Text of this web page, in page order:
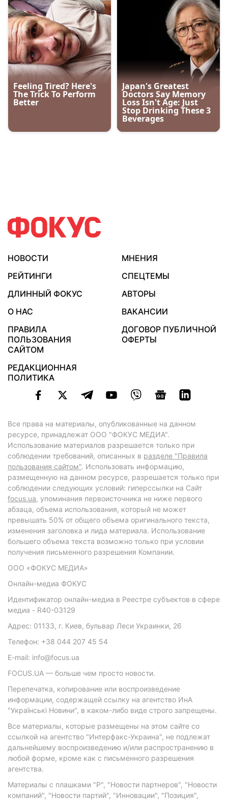
НОВОСТИ
МНЕНИЯ
РЕЙТИНГИ
СПЕЦТЕМЫ
ДЛИННЫЙ ФОКУС
АВТОРЫ
О НАС
ВАКАНСИИ
ПРАВИЛА
ПОЛЬЗОВАНИЯ
САЙТОМ
ДОГОВОР ПУБЛИЧНОЙ
ОФЕРТЫ
РЕДАКЦИОННАЯ
ПОЛИТИКА
Все права на материалы, опубликованные на данном
ресурсе, принадлежат ООО "ФОКУС МЕДИА".
Использование материалов разрешается только при
соблюдении требований, описанных в разделе "Правила
пользования сайтом". Использовать информацию,
размещенную на данном ресурсе, разрешается только при
соблюдении следующих условий: гиперссылки на Сайт
focus.ua, упоминания первоисточника не ниже первого
абзаца, объема использования, который не может
превышать 50% от общего объема оригинального текста,
изменения заголовка и лида материала. Использование
большего объема текста возможно только при условии
получения письменного разрешения Компании.
ООО «ФОКУС МЕДИА»
Онлайн-медиа ФОКУС
Идентификатор онлайн-медиа в Реестре субъектов в сфере
медиа - R40-03129
Адрес: 01133, г. Киев, бульвар Леси Украинки, 26
Телефон: +38 044 207 45 54
E-mail: info@focus.ua
FOCUS.UA — больше чем просто новости.
Перепечатка, копирование или воспроизведение
информации, содержащей ссылку на агентство ИнА
"Українські Новини", в каком-либо виде строго запрещены.
Все материалы, которые размещены на этом сайте со
ссылкой на агентство "Интерфакс-Украина", не подлежат
дальнейшему воспроизведению и/или распространению в
любой форме, кроме как с письменного разрешения
агентства.
Материалы с плашками "Р", "Новости партнеров", "Новости
компаний", "Новости партий", "Инновации", "Позиция",